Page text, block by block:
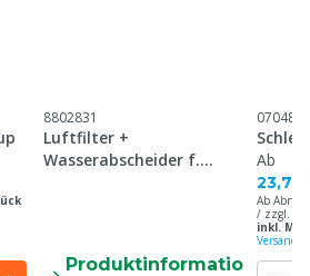
8802831
Luftfilter +
Wasserabscheider f.
Produktinformatio
0704852
Ab
23,70
Ab
/ zzgl.
inkl.